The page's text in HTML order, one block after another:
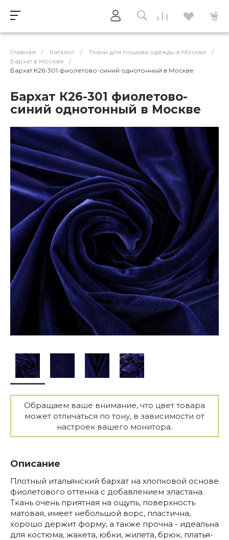
Главная / Каталог / Ткани для пошива одежды в Москве
/
Бархат в Москве
/
Бархат К26-301 фиолетово-синий однотонный в Москве
Бархат К26-301 фиолетово-
синий однотонный в Москве
Обращаем ваше внимание, что цвет товара
может отличаться по тону, в зависимости от
настроек вашего монитора.
Описание
Плотный итальянский бархат на хлопковой основе
фиолетового оттенка с добавлением эластана.
Ткань очень приятная на ощупь, поверхность
матовая, имеет небольшой ворс, пластична,
хорошо держит форму, а также прочна - идеальна
для костюма, жакета, юбки, жилета, брюк, платья-